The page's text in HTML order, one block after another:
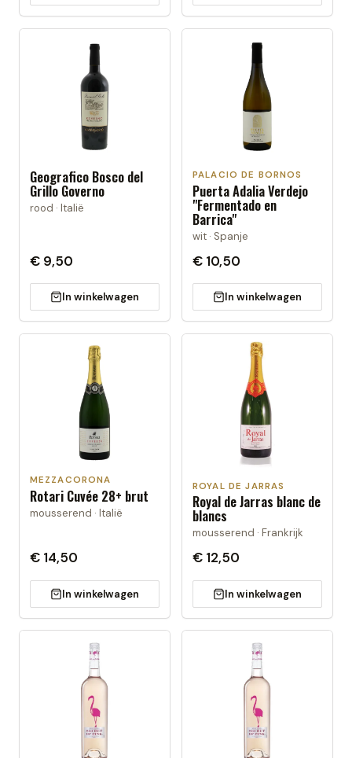
Geografico Bosco del
Grillo Governo
rood · Italië
€ 9,50
In winkelwagen
PALACIO DE BORNOS
Puerta Adalia Verdejo
"Fermentado en
Barrica"
wit · Spanje
€ 10,50
In winkelwagen
MEZZACORONA
Rotari Cuvée 28+ brut
mousserend · Italië
€ 14,50
In winkelwagen
ROYAL DE JARRAS
Royal de Jarras blanc de
blancs
mousserend · Frankrijk
€ 12,50
In winkelwagen